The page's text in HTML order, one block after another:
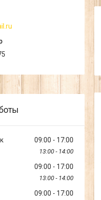
09:00 17:00
13:00 14:00
09:00 17:00
13:00 14:00
09:00 17:00